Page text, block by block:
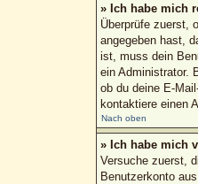
» Ich habe mich
Überprüfe zuerst,
angegeben hast,
ist, muss dein
ein Administrator.
ob du deine E-
kontaktiere einen
Nach oben
» Ich habe mich
Versuche zuerst,
Benutzerkonto